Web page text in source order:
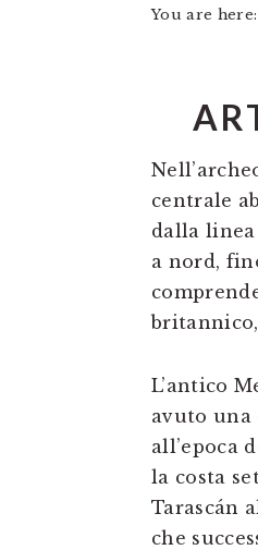
You are
centrale
dalla
a nord,
britannico,
L’antico
avuto una
all’epoca
la costa
Tarascán
che